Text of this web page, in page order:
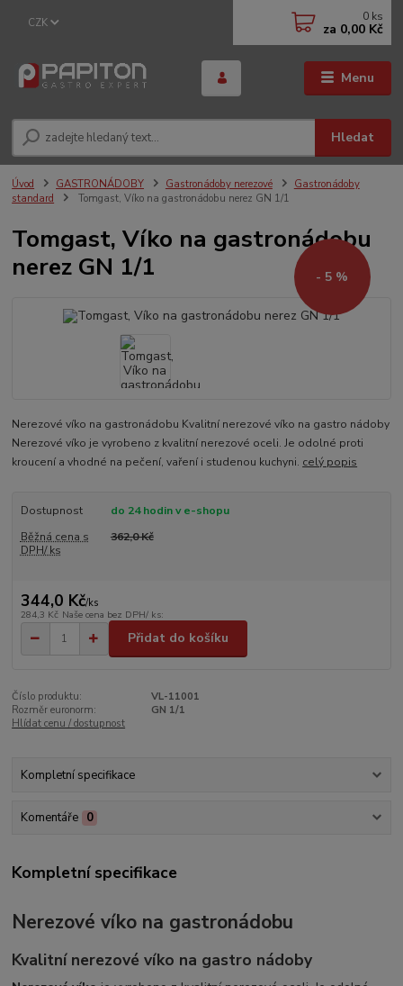
Menu
CZK
Hledat
0 ks
za 0,00 Kč
Úvod GASTRONÁDOBY Gastronádoby nerezové
Gastronádoby
standard
Tomgast, Víko na gastronádobu nerez GN 1/1
Tomgast, Víko na gastronádobu
nerez GN 1/1
- 5 %
Nerezové víko na gastronádobu Kvalitní nerezové víko na gastro nádoby
Nerezové víko je vyrobeno z kvalitní nerezové oceli. Je odolné proti
kroucení a vhodné na pečení, vaření i studenou kuchyni. celý popis
Dostupnost
do 24 hodin v e-shopu
Běžná cena s
DPH/ ks
362,0 Kč
344,0 Kč/ks
284,3 Kč Naše cena bez DPH/ ks:
Přidat do košíku
Číslo produktu:
VL-11001
Rozměr euronorm:
GN 1/1
Hlídat cenu / dostupnost
Kompletní specifikace
Komentáře 0
Kompletní specifikace
Nerezové víko na gastronádobu
Kvalitní nerezové víko na gastro nádoby